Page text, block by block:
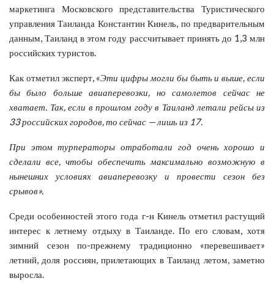
маркетинга Московского представительства Туристического
управления Таиланда Константин Кинель, по предварительным
данным, Таиланд в этом году рассчитывает принять до 1,3 млн
российских туристов.
Как отметил эксперт, «Эти цифры могли бы быть и выше, если
бы было больше авиаперевозки, но самолетов сейчас не
хватает. Так, если в прошлом году в Таиланд летали рейсы из
33 российских городов, то сейчас — лишь из 17.
При этом турператоры отработали год очень хорошо и
сделали все, чтобы обеспечить максимально возможную в
нынешних условиях авиаперевозку и провести сезон без
срывов».
Среди особенностей этого года г-н Кинель отметил растущий
интерес к летнему отдыху в Таиланде. По его словам, хотя
зимний сезон по-прежнему традиционно «перевешивает»
летний, доля россиян, прилетающих в Таиланд летом, заметно
выросла.